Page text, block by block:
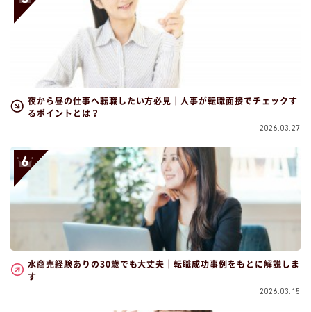
夜から昼の仕事へ転職したい方必見｜人事が転職面接でチェックす
るポイントとは？
2026.03.27
水商売経験ありの30歳でも大丈夫｜転職成功事例をもとに解説しま
す
2026.03.15